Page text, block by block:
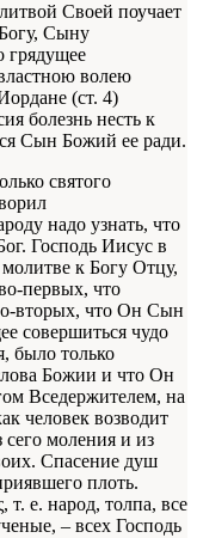
Своей поучает
Сыну
грядущее
волею
(ст. 4)
болезнь несть к
Сын Божий ее ради.
святого
надо узнать, что
Господь Иисус в
молитве к Богу Отцу,
первых, что
вторых, что Он Сын
совершиться чудо
было только
Божии и что Он
Вседержителем, на
человек возводит
моления и из
Спасение душ
плоть.
т. е. народ, толпа, все
– всех Господь